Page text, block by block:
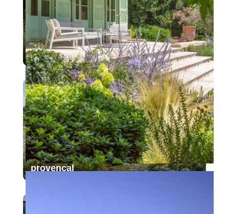
La Maison des Horizons
Le jardin naturaliste du haras
provençal